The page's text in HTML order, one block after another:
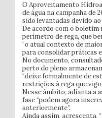
O Aproveitamento
de água na campanha
sido levantadas devido
De acordo com o boletim
perímetro de rega, que
“o atual contexto de
para consolidar práticas
No documento,
perto do pleno
“deixe formalmente de
restrições à rega que
Nesse âmbito, adianta a
fase “podem agora
anteriormente”.
Ainda assim, acrescenta,